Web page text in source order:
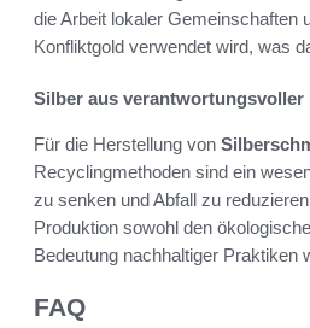
die Arbeit lokaler Gemeinschaften
Konfliktgold verwendet wird, was
Silber aus verantwortungsvoller
Für die Herstellung von
Recyclingmethoden sind ein
zu senken und Abfall zu
Produktion sowohl den
Bedeutung nachhaltiger Praktiken
FAQ